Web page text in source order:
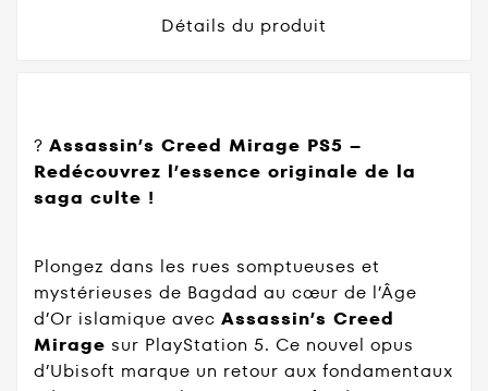
Détails du produit
?️ Assassin’s Creed Mirage PS5 –
Redécouvrez l’essence originale de la
saga culte !
Plongez dans les rues somptueuses et
mystérieuses de Bagdad au cœur de l’Âge
d’Or islamique avec Assassin’s Creed
Mirage sur PlayStation 5. Ce nouvel opus
d’Ubisoft marque un retour aux fondamentaux